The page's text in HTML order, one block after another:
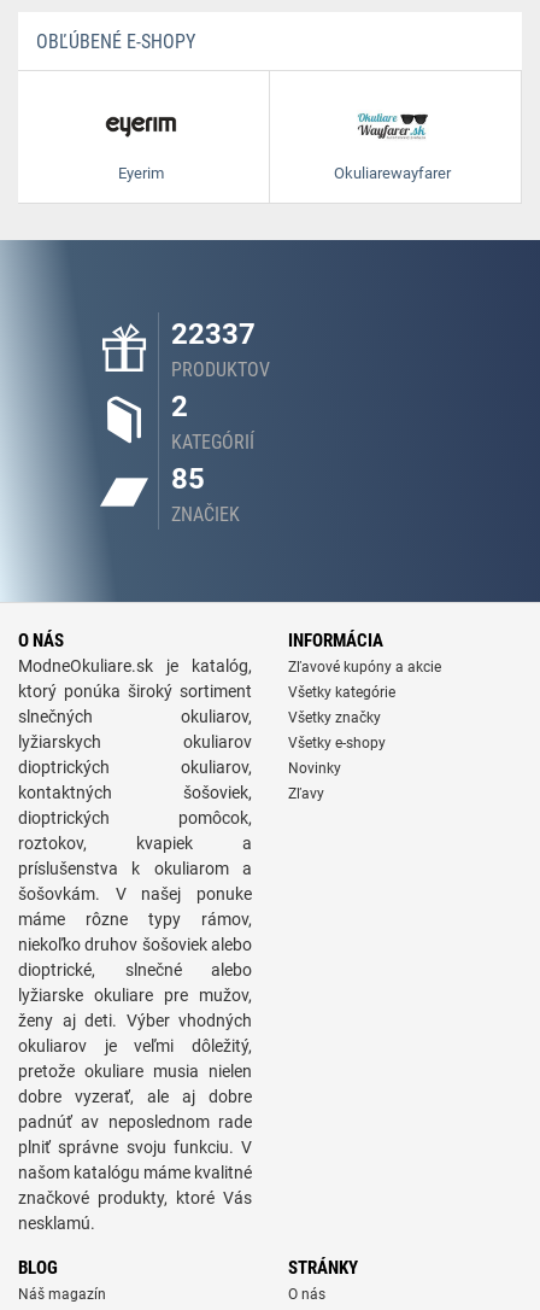
OBĽÚBENÉ E-SHOPY
Eyerim Okuliarewayfarer
22337
PRODUKTOV
2
KATEGÓRIÍ
85
ZNAČIEK
O NÁS
ModneOkuliare.sk je katalóg,
ktorý ponúka široký sortiment
slnečných okuliarov,
lyžiarskych okuliarov
dioptrických okuliarov,
kontaktných šošoviek,
dioptrických pomôcok,
roztokov, kvapiek a
príslušenstva k okuliarom a
šošovkám. V našej ponuke
máme rôzne typy rámov,
niekoľko druhov šošoviek alebo
dioptrické, slnečné alebo
lyžiarske okuliare pre mužov,
ženy aj deti. Výber vhodných
okuliarov je veľmi dôležitý,
pretože okuliare musia nielen
dobre vyzerať, ale aj dobre
padnúť av neposlednom rade
plniť správne svoju funkciu. V
našom katalógu máme kvalitné
značkové produkty, ktoré Vás
nesklamú.
INFORMÁCIA
Zľavové kupóny a akcie
Všetky kategórie
Všetky značky
Všetky e-shopy
Novinky
Zľavy
BLOG
Náš magazín
STRÁNKY
O nás